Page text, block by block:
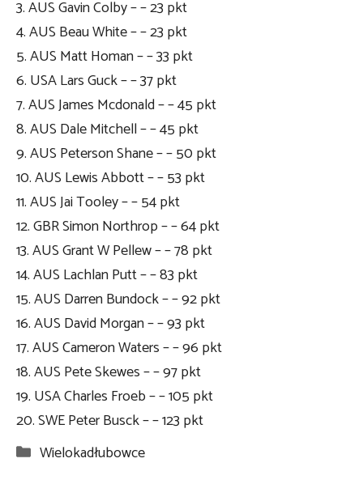
3. AUS Gavin Colby – – 23 pkt
4. AUS Beau White – – 23 pkt
5. AUS Matt Homan – – 33 pkt
6. USA Lars Guck – – 37 pkt
7. AUS James Mcdonald – – 45 pkt
8. AUS Dale Mitchell – – 45 pkt
9. AUS Peterson Shane – – 50 pkt
10. AUS Lewis Abbott – – 53 pkt
11. AUS Jai Tooley – – 54 pkt
12. GBR Simon Northrop – – 64 pkt
13. AUS Grant W Pellew – – 78 pkt
14. AUS Lachlan Putt – – 83 pkt
15. AUS Darren Bundock – – 92 pkt
16. AUS David Morgan – – 93 pkt
17. AUS Cameron Waters – – 96 pkt
18. AUS Pete Skewes – – 97 pkt
19. USA Charles Froeb – – 105 pkt
20. SWE Peter Busck – – 123 pkt
Kategorie
Wielokadłubowce